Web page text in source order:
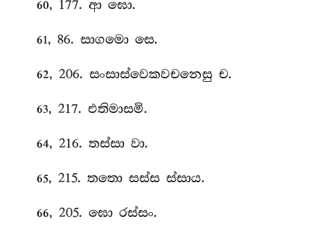
60, 177. ආ ඝො.
61, 86. සාගමො සෙ.
62, 206. සංසාස්වෙකවචනෙසු ච.
63, 217. එතිමාසමි.
64, 216. තස්සා වා.
65, 215. තතො සස්ස ස්සාය.
66, 205. ඝො රස්සං.